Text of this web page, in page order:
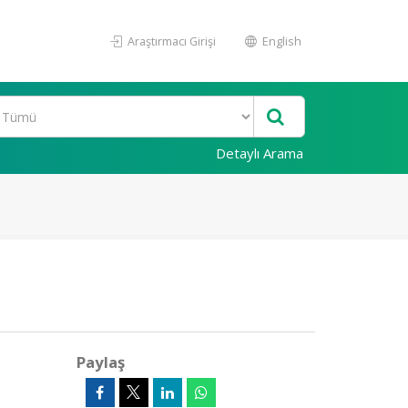
Araştırmacı Girişi English
Detaylı Arama
Paylaş